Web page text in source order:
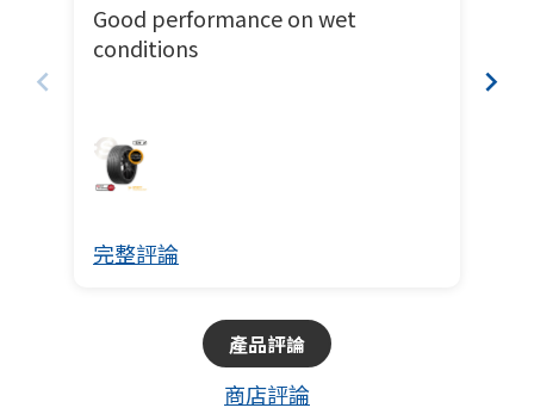
Good performance on wet
conditions
完整評論
產品評論
商店評論